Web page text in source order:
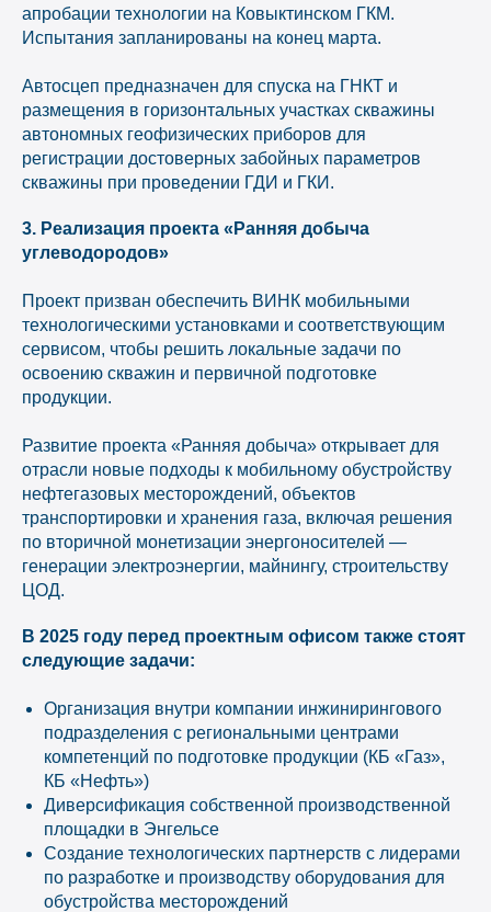
апробации технологии на Ковыктинском ГКМ.
Испытания запланированы на конец марта.
Автосцеп предназначен для спуска на ГНКТ и
размещения в горизонтальных участках скважины
автономных геофизических приборов для
регистрации достоверных забойных параметров
скважины при проведении ГДИ и ГКИ.
3. Реализация проекта «Ранняя добыча
углеводородов»
Проект призван обеспечить ВИНК мобильными
технологическими установками и соответствующим
сервисом, чтобы решить локальные задачи по
освоению скважин и первичной подготовке
продукции.
Развитие проекта «Ранняя добыча» открывает для
отрасли новые подходы к мобильному обустройству
нефтегазовых месторождений, объектов
транспортировки и хранения газа, включая решения
по вторичной монетизации энергоносителей —
генерации электроэнергии, майнингу, строительству
ЦОД.
В 2025 году перед проектным офисом также стоят
следующие задачи:
Организация внутри компании инжинирингового
подразделения с региональными центрами
компетенций по подготовке продукции (КБ «Газ»,
КБ «Нефть»)
Диверсификация собственной производственной
площадки в Энгельсе
Создание технологических партнерств с лидерами
по разработке и производству оборудования для
обустройства месторождений